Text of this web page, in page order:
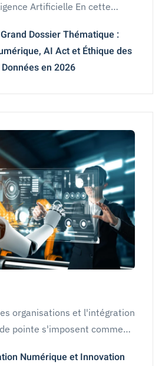
Artificielle En cette…
Dossier Thématique :
AI Act et Éthique des
Données en 2026
organisations et l'intégration
pointe s'imposent comme…
Numérique et Innovation